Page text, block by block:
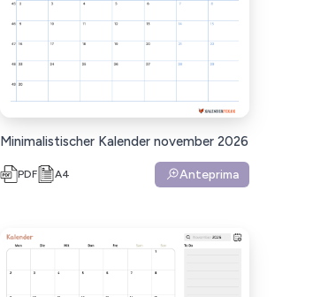
Minimalistischer Kalender november 2026
PDF A4 Anteprima